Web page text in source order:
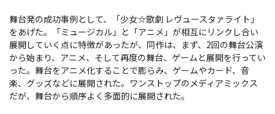
舞台発の成功事例として、「少女☆歌劇 レヴュースタァライト」
をあげた。「ミュージカル」と「アニメ」が相互にリンクし合い
展開していく点に特徴があったが、同作は、まず、2回の舞台公演
から始まり、アニメ、そして再度の舞台、ゲームと展開を行ってい
った。舞台をアニメ化することで膨らみ、ゲームやカード、音
楽、グッズなどに展開された。ワンストップのメディアミックス
だが、舞台から順序よく多面的に展開された。